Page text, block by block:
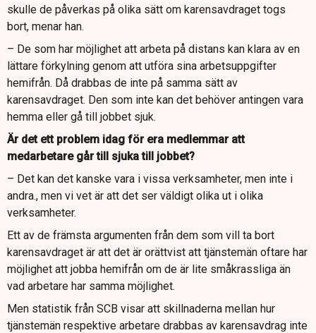
skulle de påverkas på olika sätt om karensavdraget togs
bort, menar han.
– De som har möjlighet att arbeta på distans kan klara av en
lättare förkylning genom att utföra sina arbetsuppgifter
hemifrån. Då drabbas de inte på samma sätt av
karensavdraget. Den som inte kan det behöver antingen vara
hemma eller gå till jobbet sjuk.
Är det ett problem idag för era medlemmar att
medarbetare går till sjuka till jobbet?
– Det kan det kanske vara i vissa verksamheter, men inte i
andra., men vi vet är att det ser väldigt olika ut i olika
verksamheter.
Ett av de främsta argumenten från dem som vill ta bort
karensavdraget är att det är orättvist att tjänstemän oftare har
möjlighet att jobba hemifrån om de är lite småkrassliga än
vad arbetare har samma möjlighet.
Men statistik från SCB visar att skillnaderna mellan hur
tjänstemän respektive arbetare drabbas av karensavdrag inte